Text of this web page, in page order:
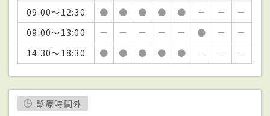
09:00～12:30
● ● ● ● ● － －
－
09:00～13:00
－ － － － － ● －
－
14:30～18:30
● ● ● ● ● － － －
診療時間外